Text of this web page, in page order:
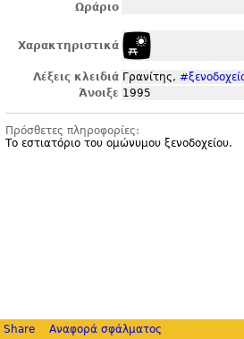
Ωράριο
Χαρακτηριστικά
Λέξεις κλειδιά Γρανίτης,
Άνοιξε 1995
Πρόσθετες πληροφορίες:
Το εστιατόριο του ομώνυμου ξενοδοχείου.
Share Αναφορά σφάλματος